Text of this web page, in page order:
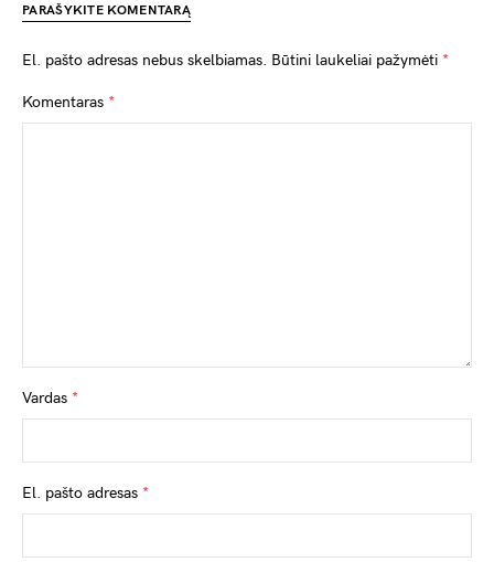
PARAŠYKITE KOMENTARĄ
El. pašto adresas nebus skelbiamas. Būtini laukeliai pažymėti *
Komentaras *
Vardas *
El. pašto adresas *